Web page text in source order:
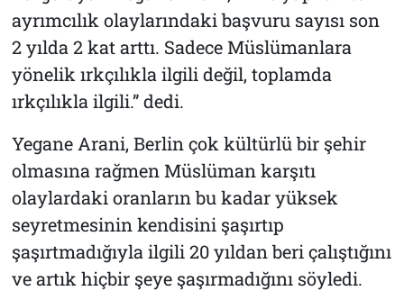
ayrımcılık olaylarındaki başvuru sayısı son
2 yılda 2 kat arttı. Sadece Müslümanlara
yönelik ırkçılıkla ilgili değil, toplamda
ırkçılıkla ilgili.” dedi.
Yegane Arani, Berlin çok kültürlü bir şehir
olmasına rağmen Müslüman karşıtı
olaylardaki oranların bu kadar yüksek
seyretmesinin kendisini şaşırtıp
şaşırtmadığıyla ilgili 20 yıldan beri çalıştığını
ve artık hiçbir şeye şaşırmadığını söyledi.